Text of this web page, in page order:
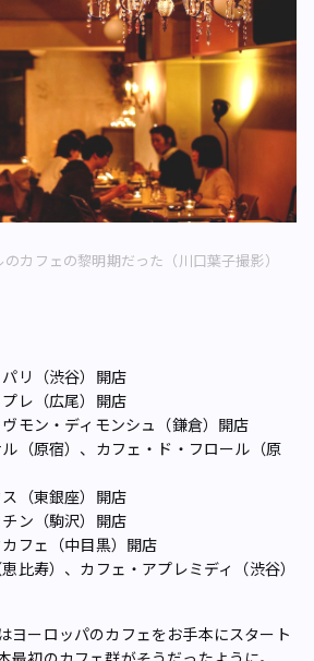
カフェの黎明期だった（川口葉子撮影）
リ（渋谷）開店
レ（広尾）開店
モン・ディモンシュ（鎌倉）開店
（原宿）、カフェ・ド・フロール（原
（東銀座）開店
ン（駒沢）開店
フェ（中目黒）開店
比寿）、カフェ・アプレミディ（渋谷）
ヨーロッパのカフェをお手本にスタート